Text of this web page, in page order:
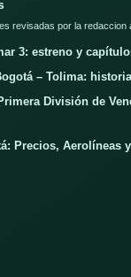
revisadas por la redaccion
3: estreno y
– Tolima:
División de
Precios, Aerolíneas